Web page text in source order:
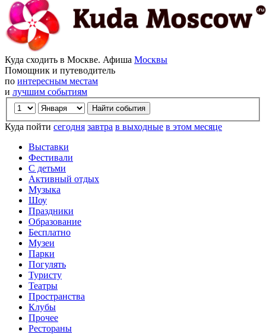
Куда сходить в Москве. Афиша Москвы
Помощник и путеводитель
по интересным местам
и лучшим событиям
Куда пойти сегодня завтра в выходные в этом месяце
Выставки
Фестивали
С детьми
Активный отдых
Музыка
Шоу
Праздники
Образование
Бесплатно
Музеи
Парки
Погулять
Туристу
Театры
Пространства
Клубы
Прочее
Рестораны